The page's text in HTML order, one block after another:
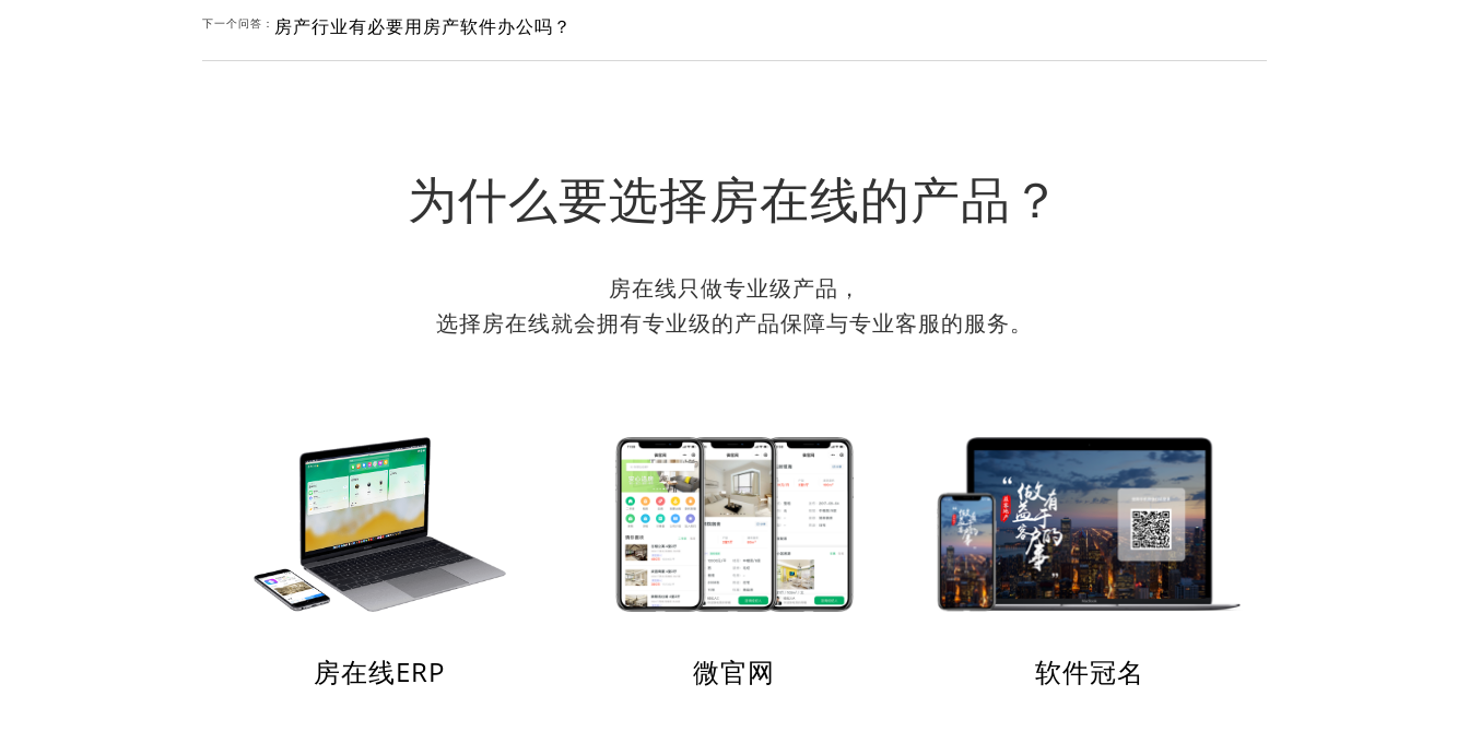
下一个问答： 房产行业有必要用房产软件办公吗？
为什么要选择房在线的产品？
房在线只做专业级产品，
选择房在线就会拥有专业级的产品保障与专业客服的服务。
房在线ERP 微官网 软件冠名